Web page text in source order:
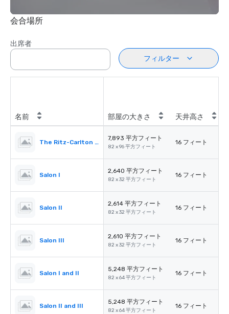
会合場所
出席者
フィルター
名前 部屋の大きさ 天井高さ
The Ritz-Carlton Ballroom
7,893 平方フィート
82 x 96 平方フィート
16 フィート
Salon I
2,640 平方フィート
82 x 32 平方フィート
16 フィート
Salon II
2,614 平方フィート
82 x 32 平方フィート
16 フィート
Salon III
2,610 平方フィート
82 x 32 平方フィート
16 フィート
Salon I and II
5,248 平方フィート
82 x 64 平方フィート
16 フィート
Salon II and III
5,248 平方フィート
82 x 64 平方フィート
16 フィート